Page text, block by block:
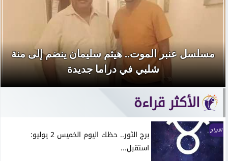
مسلسل عنبر الموت.. هيثم سليمان ينضم إلى منة
شلبي في دراما جديدة
الأكثر قراءة
الابراج
برج الثور.. حظك اليوم الخميس 2 يوليو:
استقبل...